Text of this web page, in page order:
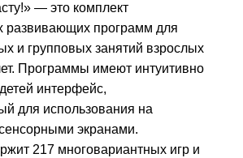
— это комплект
развивающих про­грамм для
и групповых занятий взрослых
Прог­рам­мы имеют интуитивно
интерфейс,
для использования на
экранами.
217 много­вари­антных игр и